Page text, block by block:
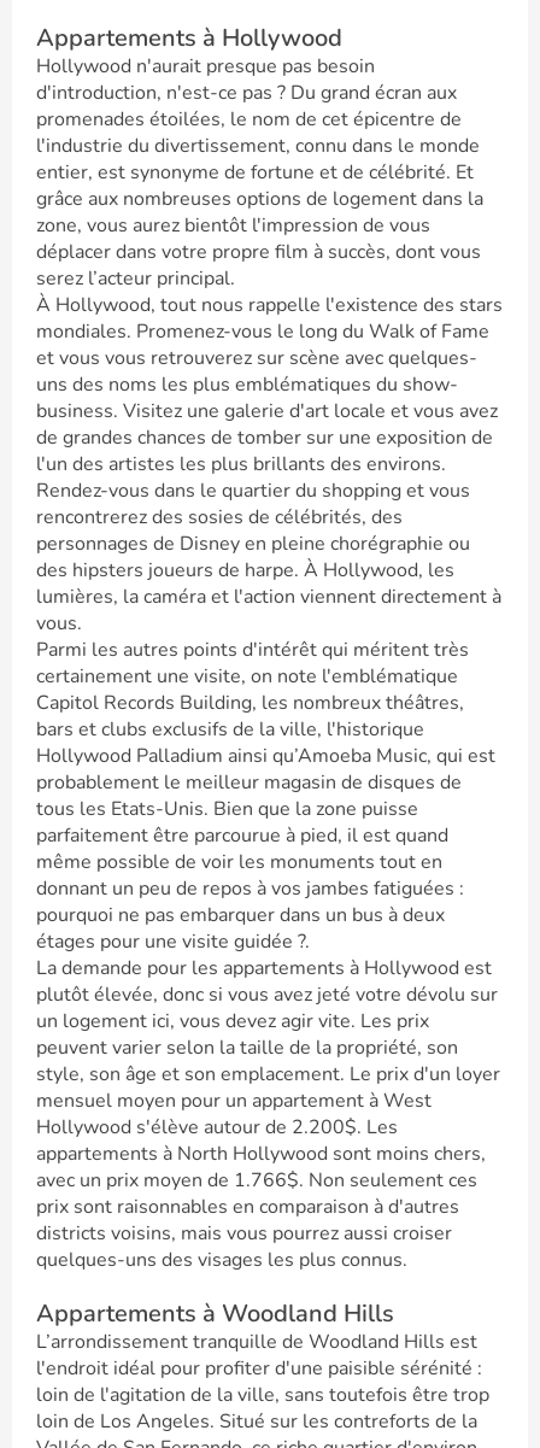
Appartements à Hollywood
Hollywood n'aurait presque pas besoin
d'introduction, n'est-ce pas ? Du grand écran aux
promenades étoilées, le nom de cet épicentre de
l'industrie du divertissement, connu dans le monde
entier, est synonyme de fortune et de célébrité. Et
grâce aux nombreuses options de logement dans la
zone, vous aurez bientôt l'impression de vous
déplacer dans votre propre film à succès, dont vous
serez l’acteur principal.
À Hollywood, tout nous rappelle l'existence des stars
mondiales. Promenez-vous le long du Walk of Fame
et vous vous retrouverez sur scène avec quelques-
uns des noms les plus emblématiques du show-
business. Visitez une galerie d'art locale et vous avez
de grandes chances de tomber sur une exposition de
l'un des artistes les plus brillants des environs.
Rendez-vous dans le quartier du shopping et vous
rencontrerez des sosies de célébrités, des
personnages de Disney en pleine chorégraphie ou
des hipsters joueurs de harpe. À Hollywood, les
lumières, la caméra et l'action viennent directement à
vous.
Parmi les autres points d'intérêt qui méritent très
certainement une visite, on note l'emblématique
Capitol Records Building, les nombreux théâtres,
bars et clubs exclusifs de la ville, l'historique
Hollywood Palladium ainsi qu’Amoeba Music, qui est
probablement le meilleur magasin de disques de
tous les Etats-Unis. Bien que la zone puisse
parfaitement être parcourue à pied, il est quand
même possible de voir les monuments tout en
donnant un peu de repos à vos jambes fatiguées :
pourquoi ne pas embarquer dans un bus à deux
étages pour une visite guidée ?.
La demande pour les appartements à Hollywood est
plutôt élevée, donc si vous avez jeté votre dévolu sur
un logement ici, vous devez agir vite. Les prix
peuvent varier selon la taille de la propriété, son
style, son âge et son emplacement. Le prix d'un loyer
mensuel moyen pour un appartement à West
Hollywood s'élève autour de 2.200$. Les
appartements à North Hollywood sont moins chers,
avec un prix moyen de 1.766$. Non seulement ces
prix sont raisonnables en comparaison à d'autres
districts voisins, mais vous pourrez aussi croiser
quelques-uns des visages les plus connus.
Appartements à Woodland Hills
L’arrondissement tranquille de Woodland Hills est
l'endroit idéal pour profiter d'une paisible sérénité :
loin de l'agitation de la ville, sans toutefois être trop
loin de Los Angeles. Situé sur les contreforts de la